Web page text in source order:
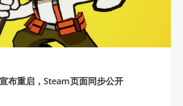
布重启，Steam页面同步公开